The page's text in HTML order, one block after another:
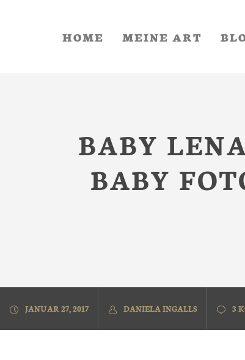
HOME MEINE ART
BABY
BABY
JANUAR 27, 2017 DANIELA INGALLS 3